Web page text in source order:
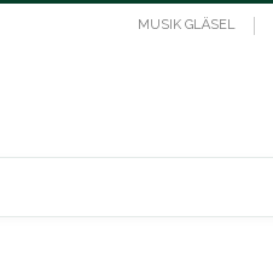
MUSIK GLÄSEL